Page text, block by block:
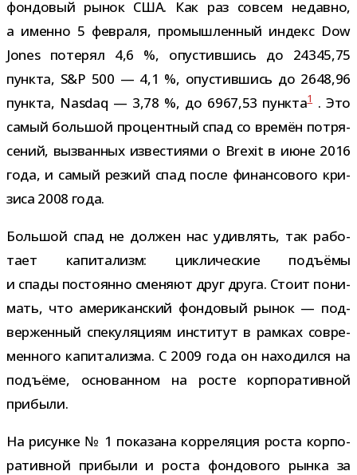
фон­до­вый рынок США. Как раз совсем недавно,
а именно 5 фев­раля, про­мыш­лен­ный индекс Dow
Jones поте­рял 4,6 %, опу­стив­шись до 24345,75
пункта, S&P 500 — 4,1 %, опу­стив­шись до 2648,96
пункта, Nasdaq — 3,78 %, до 6967,53 пункта1 . Это
самый боль­шой про­цент­ный спад со вре­мён потря­
се­ний, вызван­ных изве­сти­ями о Brexit в июне 2016
года, и самый рез­кий спад после финан­со­вого кри­
зиса 2008 года.
Большой спад не дол­жен нас удив­лять, так рабо­
тает капи­та­лизм: цик­ли­че­ские подъ­ёмы
и спады посто­янно сме­няют друг друга. Стоит пони­
мать, что аме­ри­кан­ский фон­до­вый рынок — под­
вер­жен­ный спе­ку­ля­циям инсти­тут в рам­ках совре­
мен­ного капи­та­лизма. С 2009 года он нахо­дился на
подъ­ёме, осно­ван­ном на росте кор­по­ра­тив­ной
прибыли.
На рисунке № 1 пока­зана кор­ре­ля­ция роста кор­по­
ра­тив­ной при­были и роста фон­до­вого рынка за